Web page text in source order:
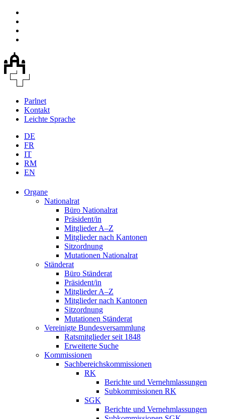
Parlnet
Kontakt
Leichte Sprache
DE
FR
IT
RM
EN
Organe
Nationalrat
Büro Nationalrat
Präsident/in
Mitglieder A–Z
Mitglieder nach Kantonen
Sitzordnung
Mutationen Nationalrat
Ständerat
Büro Ständerat
Präsident/in
Mitglieder A–Z
Mitglieder nach Kantonen
Sitzordnung
Mutationen Ständerat
Vereinigte Bundesversammlung
Ratsmitglieder seit 1848
Erweiterte Suche
Kommissionen
Sachbereichskommissionen
RK
Berichte und Vernehmlassungen
Subkommissionen RK
SGK
Berichte und Vernehmlassungen